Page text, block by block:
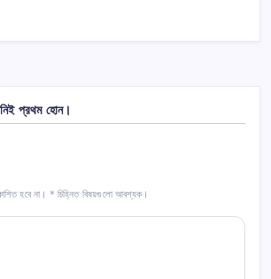
প্রথম হোন।
হবে না। * চিহ্নিত বিষয়গুলো আবশ্যক।